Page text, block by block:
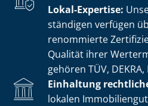
Lokal-Expertise:
stän­di­gen verfügen
renommierte
Qualität ihrer
gehören TÜV, DEKRA,
Einhaltung
lokalen